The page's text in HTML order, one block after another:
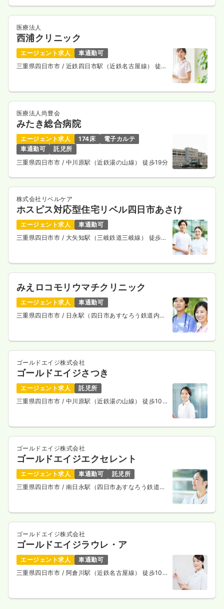
医療法人
西浦クリニック
エージェント求人
車通勤可
三重県四日市市 / 近鉄四日市駅（近鉄名古屋線） 徒歩
医療法人尚豊会
みたき総合病院
エージェント求人 174床
電子カルテ
車通勤可
託児所
三重県四日市市 / 中川原駅（近鉄湯の山線） 徒歩19分
株式会社リベルケア
ホスピス対応型住宅リベル四日市あさけ
エージェント求人
車通勤可
三重県四日市市 / 大矢知駅（三岐鉄道三岐線） 徒歩12
みえロコモリウマチクリニック
エージェント求人
車通勤可
三重県四日市市 / 日永駅（四日市あすなろう鉄道内部
ゴールドエイジ株式会社
ゴールドエイジさつき
エージェント求人
託児所
三重県四日市市 / 中川原駅（近鉄湯の山線） 徒歩10
ゴールドエイジ株式会社
ゴールドエイジエクセレント
エージェント求人 車通勤可
託児所
三重県四日市市 / 南日永駅（四日市あすなろう鉄道内
ゴールドエイジ株式会社
ゴールドエイジラウレ・ア
エージェント求人
車通勤可
三重県四日市市 / 阿倉川駅（近鉄名古屋線） 徒歩10